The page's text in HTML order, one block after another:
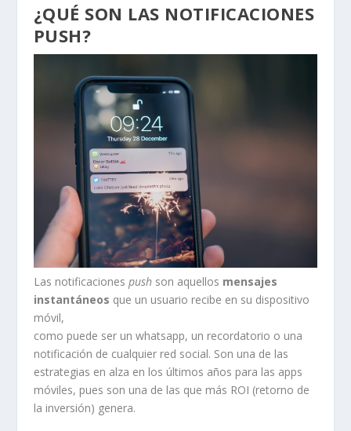
¿QUÉ SON LAS NOTIFICACIONES
PUSH?
Las notificaciones pushson aquellos mensajes
instantáneos que un usuario recibe en su dispositivo
móvil,
como puede ser un whatsapp, un recordatorio o una
notificación de cualquier red social. Son una de las
estrategias en alza en los últimos años para las apps
móviles, pues son una de las que más ROI (retorno de
la inversión) genera.